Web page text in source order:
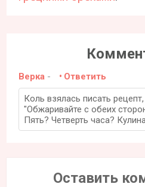
Верка - Ответить
Коль взялась писать
"Обжаривайте с обеих
Пять? Четверть часа?
Оставить